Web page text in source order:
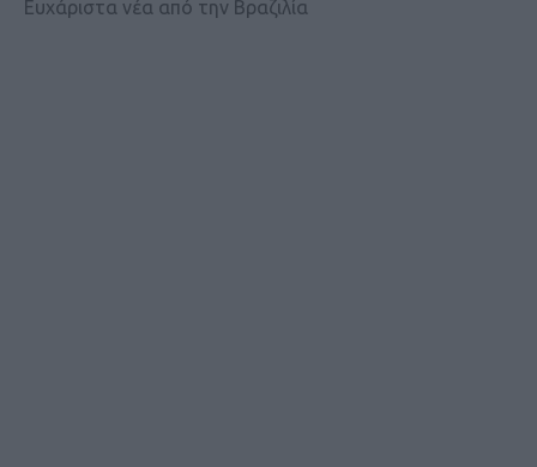
Ευχάριστα νέα από την Βραζιλία